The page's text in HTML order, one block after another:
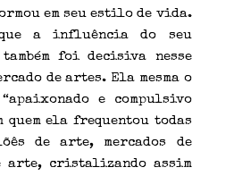
em seu estilo de vida.
a influência do seu
foi decisiva nesse
de artes. Ela mesma o
e compulsivo
quem ela frequentou todas
de arte, mercados de
arte, cristalizando assim